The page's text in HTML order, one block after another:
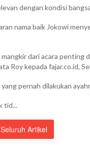
dengan kondisi
nama baik Jokowi
dari acara penting
Roy kepada fajar.co.id,
pernah dilakukan
tid...
Artikel